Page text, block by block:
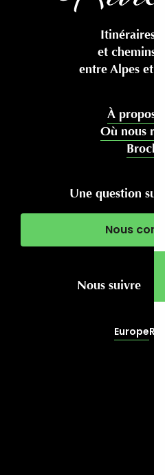
Itinéraires
et chemins
entre Alpes et
À propos
Où nous
Une question sur
Nous
Nous suivre
Europe